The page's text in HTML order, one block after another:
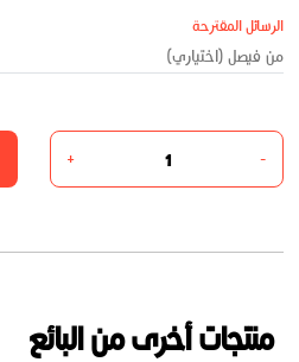
الرسائل المقترحة
-
+
منتجات أخرى من البائع